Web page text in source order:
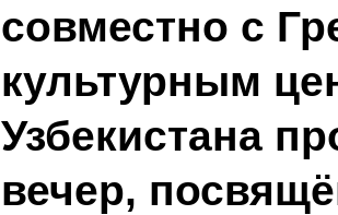
совместно с
культурным
Узбекистана
вечер,